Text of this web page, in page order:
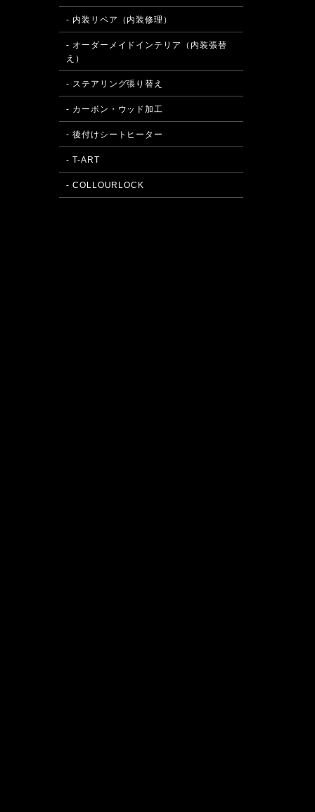
- 内装リペア（内装修理）
- オーダーメイドインテリア（内装張替
え）
- ステアリング張り替え
- カーボン・ウッド加工
- 後付けシートヒーター
- T-ART
- COLLOURLOCK